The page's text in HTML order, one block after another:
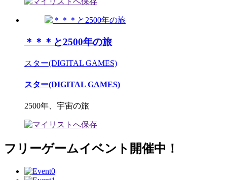
＊＊＊と2500年の旅
スター(DIGITAL GAMES)
スター(DIGITAL GAMES)
2500年、宇宙の旅
フリーゲームイベント開催中！